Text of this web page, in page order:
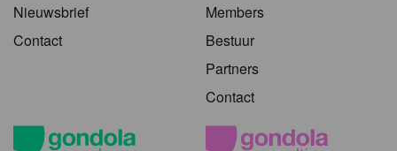
Nieuwsbrief
Contact
Members
Bestuur
Partners
Contact